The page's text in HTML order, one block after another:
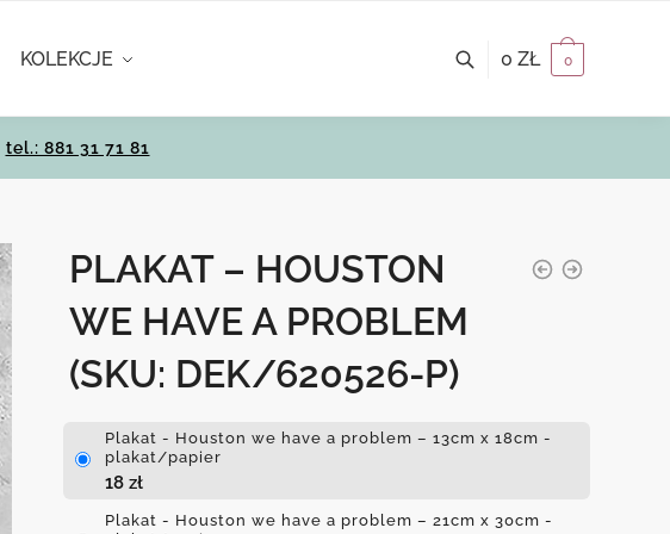
KOLEKCJE 0 ZŁ 0
tel.: 881 31 71 81
PLAKAT – HOUSTON
WE HAVE A PROBLEM
(SKU: DEK/620526-P)
Plakat - Houston we have a problem – 13cm x 18cm -
plakat/papier
18 zł
Plakat - Houston we have a problem – 21cm x 30cm -